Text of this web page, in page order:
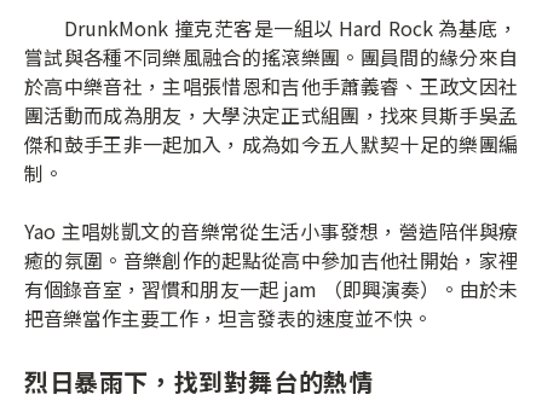
DrunkMonk 撞克茫客是一組以 Hard Rock 為基底，
嘗試與各種不同樂風融合的搖滾樂團。團員間的緣分來自
於高中樂音社，主唱張惜恩和吉他手蕭義睿、王政文因社
團活動而成為朋友，大學決定正式組團，找來貝斯手吳孟
傑和鼓手王非一起加入，成為如今五人默契十足的樂團編
制。
Yao 主唱姚凱文的音樂常從生活小事發想，營造陪伴與療
癒的氛圍。音樂創作的起點從高中參加吉他社開始，家裡
有個錄音室，習慣和朋友一起 jam （即興演奏）。由於未
把音樂當作主要工作，坦言發表的速度並不快。
烈日暴雨下，找到對舞台的熱情